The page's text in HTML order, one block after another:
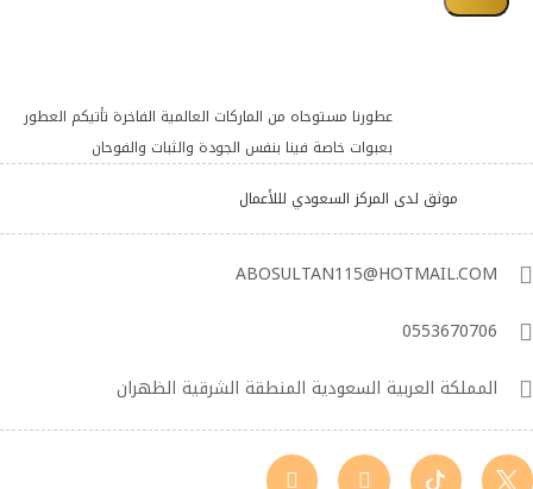
عطورنا مستوحاه من الماركات العالمية الفاخرة تأتيكم العطور
بعبوات خاصة فينا بنفس الجودة والثبات والفوحان
موثق لدى المركز السعودي لللأعمال
ABOSULTAN115@HOTMAIL.COM
0553670706
المملكة العربية السعودية المنطقة الشرقية الظهران